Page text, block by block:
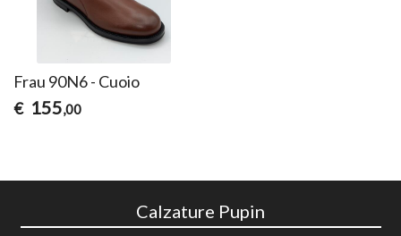
Frau 90N6 - Cuoio
€ 155,00
Calzature Pupin